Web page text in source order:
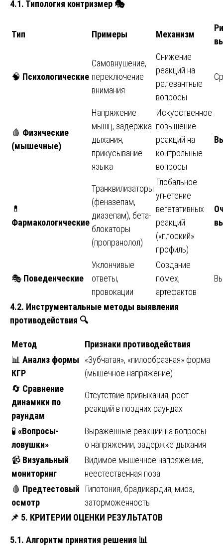
4.1. Типология контризмер 🎭
Тип Примеры Механизм
🧠 Психологические
Самовнушение,
переключение
внимания
Снижение
реакций на
релевантные
вопросы
🩸 Физические
(мышечные)
Напряжение
мышц, задержка
дыхания,
прикусывание
языка
Искусственное
повышение
реакций на
контрольные
вопросы
💊
Фармакологические
Транквилизаторы
(феназепам,
диазепам), бета-
блокаторы
(пропранолол)
Глобальное
угнетение
вегетативных
реакций
(«плоский»
профиль)
🎭 Поведенческие
Уклончивые
ответы,
провокации
Создание
помех,
артефактов
4.2. Инструментальные методы выявления
противодействия 🔍
Метод
Признаки противодействия
📊 Анализ формы
КГР
«Зубчатая», «пилообразная» форма
(мышечное напряжение)
🔄 Сравнение
динамики по
раундам
Отсутствие привыкания, рост
реакций в поздних раундах
🧪 «Вопросы-
ловушки»
Выраженные реакции на вопросы
о напряжении, задержке дыхания
📹 Визуальный
мониторинг
Видимое мышечное напряжение,
неестественная поза
🩸 Предтестовый
осмотр
Гипотония, брадикардия, миоз,
заторможенность
📌 5. КРИТЕРИИ ОЦЕНКИ РЕЗУЛЬТАТОВ
5.1. Алгоритм принятия решения 📊